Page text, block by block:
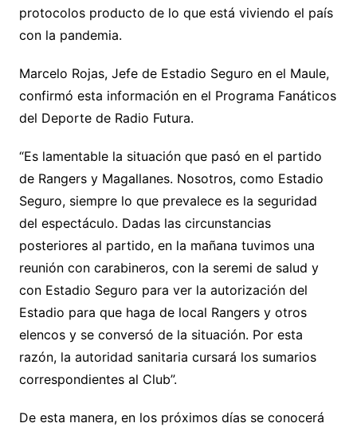
protocolos producto de lo que está viviendo el país
con la pandemia.
Marcelo Rojas, Jefe de Estadio Seguro en el Maule,
confirmó esta información en el Programa Fanáticos
del Deporte de Radio Futura.
“Es lamentable la situación que pasó en el partido
de Rangers y Magallanes. Nosotros, como Estadio
Seguro, siempre lo que prevalece es la seguridad
del espectáculo. Dadas las circunstancias
posteriores al partido, en la mañana tuvimos una
reunión con carabineros, con la seremi de salud y
con Estadio Seguro para ver la autorización del
Estadio para que haga de local Rangers y otros
elencos y se conversó de la situación. Por esta
razón, la autoridad sanitaria cursará los sumarios
correspondientes al Club”.
De esta manera, en los próximos días se conocerá